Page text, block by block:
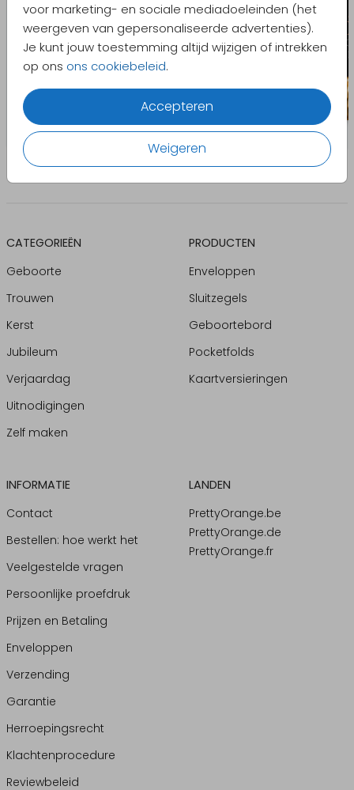
voor marketing- en sociale mediadoeleinden (het
weergeven van gepersonaliseerde advertenties).
Je kunt jouw toestemming altijd wijzigen of intrekken
op ons ons cookiebeleid.
Accepteren
Weigeren
CATEGORIEËN
Geboorte
Trouwen
Kerst
Jubileum
Verjaardag
Uitnodigingen
Zelf maken
PRODUCTEN
Enveloppen
Sluitzegels
Geboortebord
Pocketfolds
Kaartversieringen
INFORMATIE
Contact
Bestellen: hoe werkt het
Veelgestelde vragen
Persoonlijke proefdruk
Prijzen en Betaling
Enveloppen
Verzending
Garantie
Herroepingsrecht
Klachtenprocedure
Reviewbeleid
LANDEN
PrettyOrange.be
PrettyOrange.de
PrettyOrange.fr